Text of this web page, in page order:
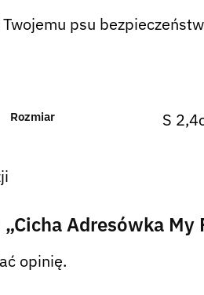
psu
Rozmiar S
Adresówka
opinię.